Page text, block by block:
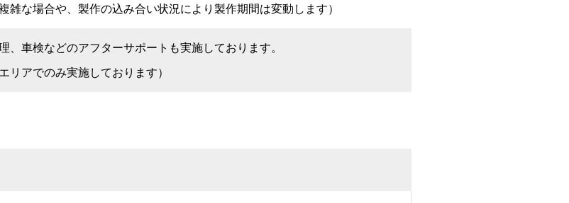
雑な場合や、製作の込み合い状況により製作期間は変動します）
、車検などのアフターサポートも実施しております。
リアでのみ実施しております）